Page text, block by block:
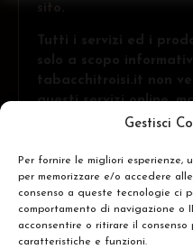
Gestisci
Per fornire le migliori esperienze,
per memorizzare e/o accedere
consenso a queste tecnologie ci
comportamento di navigazione o
acconsentire o ritirare il
caratteristiche e funzioni.
sito
questi servizi online,
punto vendita fisico
Troisi Osvaldo • Via
N.Rea: SA-437591 •